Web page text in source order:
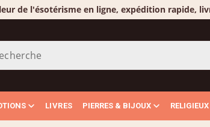
de l'ésotérisme en ligne, expédition rapide,
LIVRES PIERRES & BIJOUX